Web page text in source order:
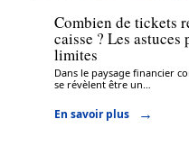
Combien de tickets
caisse ? Les astuces
limites
Dans le paysage financier
se révèlent être un
En savoir plus